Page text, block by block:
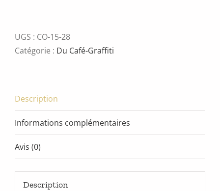
02
UGS : CO-15-28
Catégorie : Du Café-Graffiti
Description
Informations complémentaires
Avis (0)
Description